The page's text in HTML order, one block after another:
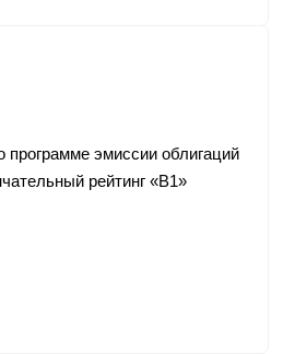
программе эмиссии облигаций
рейтинг «В1»